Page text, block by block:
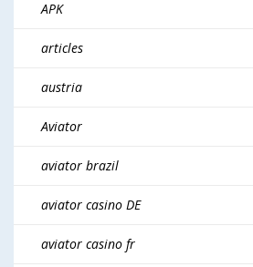
APK
articles
austria
Aviator
aviator brazil
aviator casino DE
aviator casino fr